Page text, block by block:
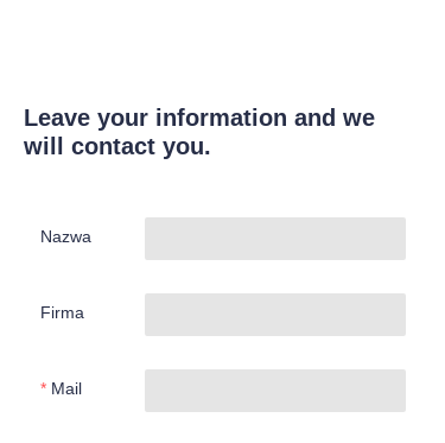
Leave your information and we
will contact you.
Nazwa
Firma
Mail